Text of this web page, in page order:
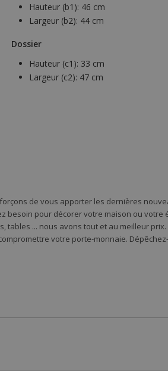
Hauteur (b1): 46 cm
Largeur (b2): 44 cm
Dossier
Hauteur (c1): 33 cm
Largeur (c2): 47 cm
de vous apporter les dernières
besoin pour décorer votre maison ou
tables ... nous avons tout et au meilleur
votre porte-monnaie.